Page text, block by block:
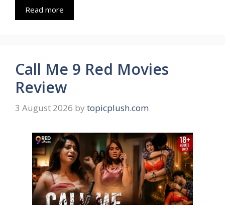
Read more
Call Me 9 Red Movies
Review
3 August 2026 by topicplush.com